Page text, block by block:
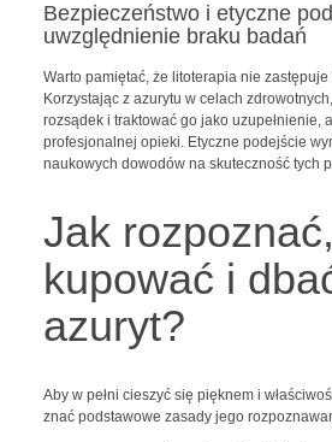
Bezpieczeństwo i etyczne
uwzględnienie braku badań
Warto pamiętać, że litoterapia nie
Korzystając z azurytu w celach
rozsądek i traktować go jako uzupełnienie,
profesjonalnej opieki. Etyczne podejście
naukowych dowodów na skuteczność tych
Jak rozpoznać,
kupować i
azuryt?
Aby w pełni cieszyć się pięknem i
znać podstawowe zasady jego